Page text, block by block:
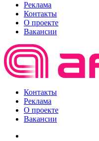
Реклама
Контакты
О проекте
Вакансии
Контакты
Реклама
О проекте
Вакансии